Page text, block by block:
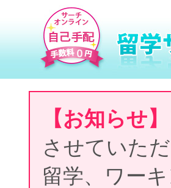
【お知らせ】
させていた
留学、ワー